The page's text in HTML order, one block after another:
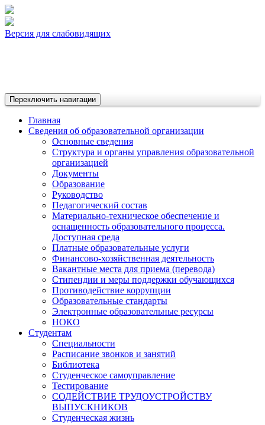
Версия для слабовидящих
Переключить навигации
Главная
Сведения об образовательной организации
Основные сведения
Структура и органы управления образовательной
организацией
Документы
Образование
Руководство
Педагогический состав
Материально-техническое обеспечение и
оснащенность образовательного процесса.
Доступная среда
Платные образовательные услуги
Финансово-хозяйственная деятельность
Вакантные места для приема (перевода)
Стипендии и меры поддержки обучающихся
Противодействие коррупции
Образовательные стандарты
Электронные образовательные ресурсы
НОКО
Студентам
Специальности
Расписание звонков и занятий
Библиотека
Студенческое самоуправление
Тестирование
СОДЕЙСТВИЕ ТРУДОУСТРОЙСТВУ
ВЫПУСКНИКОВ
Студенческая жизнь